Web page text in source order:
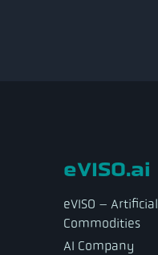
eVISO.ai
eVISO –
Commodities
AI Company